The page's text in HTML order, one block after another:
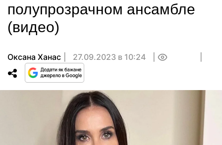
полупрозрачном ансамбле
(видео)
Оксана Ханас 27.09.2023 в 10:24